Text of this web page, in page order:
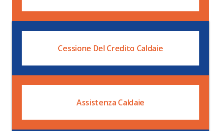
Cessione Del Credito Caldaie
Assistenza Caldaie